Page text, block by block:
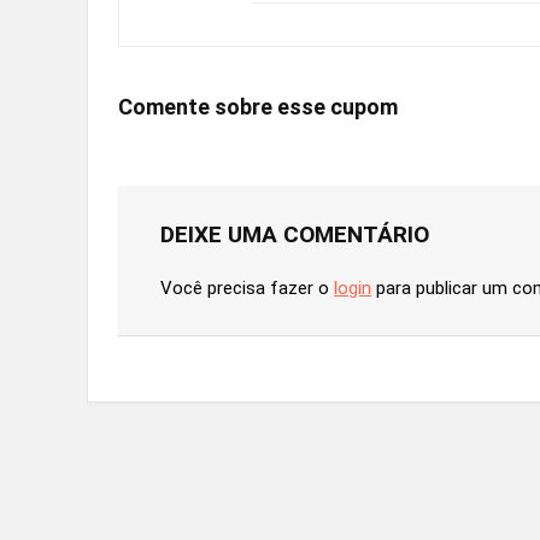
Comente sobre esse cupom
DEIXE UMA COMENTÁRIO
Você precisa fazer o login para publicar um